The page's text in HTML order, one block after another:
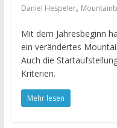
Daniel Hespeler,
Mit dem Jahresbeginn
ein verändertes
Auch die
Kriterien.
Mehr lesen